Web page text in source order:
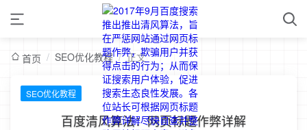
首页 / SEO优化教程 / 正文
SEO优化教程
百度清风算法：网页标题作弊详解